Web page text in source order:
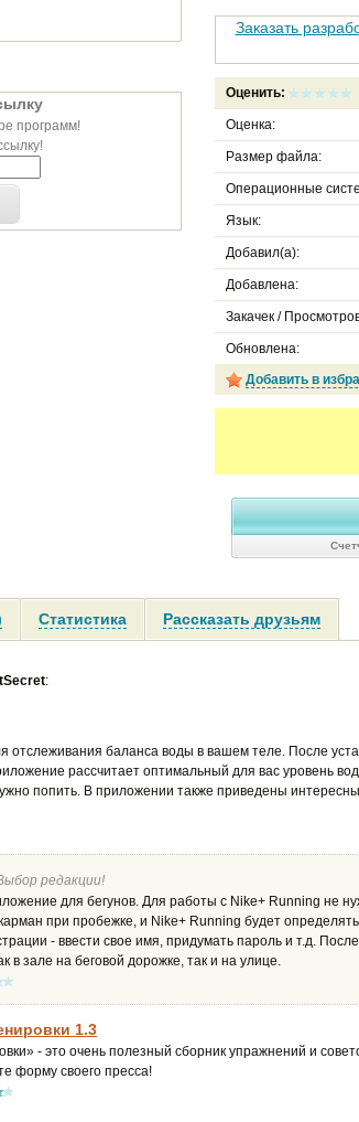
программ!
Заказать
Оценить:
Оценка:
Размер файла:
Операционные
Язык:
Добавил(а):
Добавлена:
Закачек /
Обновлена:
Добавить в
Статистика Рассказать друзьям
:
отслеживания баланса воды в вашем теле. После
рассчитает оптимальный для вас уровень
попить. В приложении также приведены
редакции!
для бегунов. Для работы с Nike+ Running не
при пробежке, и Nike+ Running будет
- ввести свое имя, придумать пароль и т.д.
в зале на беговой дорожке, так и на улице.
1.3
- это очень полезный сборник упражнений и
форму своего пресса!